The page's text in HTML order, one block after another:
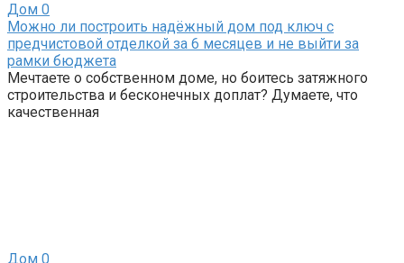
Дом 0
Можно ли построить надёжный дом под ключ с
предчистовой отделкой за 6 месяцев и не выйти за
рамки бюджета
Мечтаете о собственном доме, но боитесь затяжного
строительства и бесконечных доплат? Думаете, что
качественная
Дом 0